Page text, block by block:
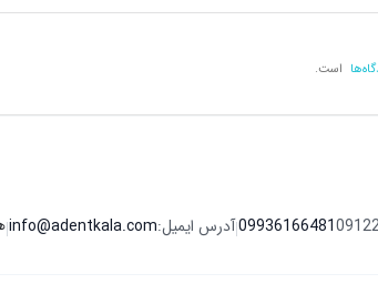
میکنیم:
است.
09936166481
|آدرس ایمیل:info@adentkala.com
|